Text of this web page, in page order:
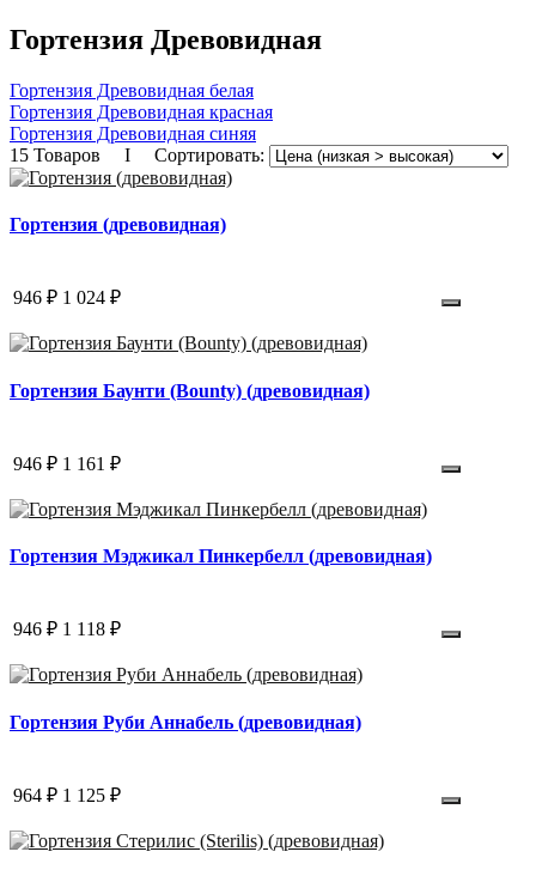
Гортензия Древовидная
Гортензия Древовидная белая
Гортензия Древовидная красная
Гортензия Древовидная синяя
15 Товаров I Сортировать:
Гортензия (древовидная)
946 ₽ 1 024 ₽
Гортензия Баунти (Bounty) (древовидная)
946 ₽ 1 161 ₽
Гортензия Мэджикал Пинкербелл (древовидная)
946 ₽ 1 118 ₽
Гортензия Руби Аннабель (древовидная)
964 ₽ 1 125 ₽